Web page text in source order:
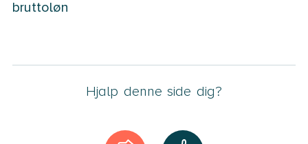
Det er vigtigt at vælge en Boligadvokat så tidligt i
forløbet som muligt. Jo tidligere kontakt – jo mere
kan jeg hjælpe med. I den forbindelse er det vigtigt at
sælgers interesser – det er Boligadvokaten der
bruttoløn
Hjalp denne side dig?